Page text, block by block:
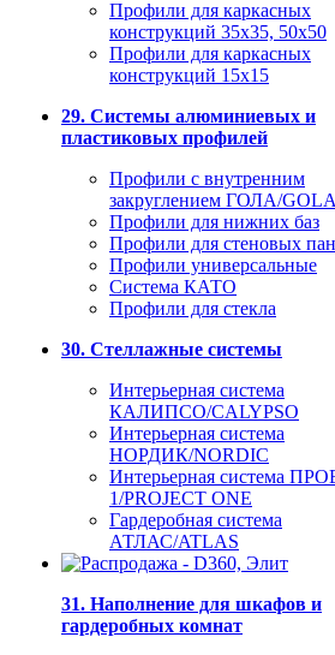
Профили для каркасных
конструкций 35x35, 50x50
Профили для каркасных
конструкций 15х15
29. Системы алюминиевых и
пластиковых профилей
Профили с внутренним
закруглением ГОЛА/GOLA
Профили для нижних баз
Профили для стеновых
Профили универсальные
Система КАТО
Профили для стекла
30. Стеллажные системы
Интерьерная система
КАЛИПСО/CALYPSO
Интерьерная система
НОРДИК/NORDIC
Интерьерная система
1/PROJECT ONE
Гардеробная система
АТЛАС/ATLAS
31. Наполнение для шкафов и
гардеробных комнат